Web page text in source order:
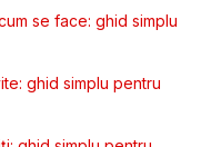
se face: ghid simplu
ghid simplu pentru